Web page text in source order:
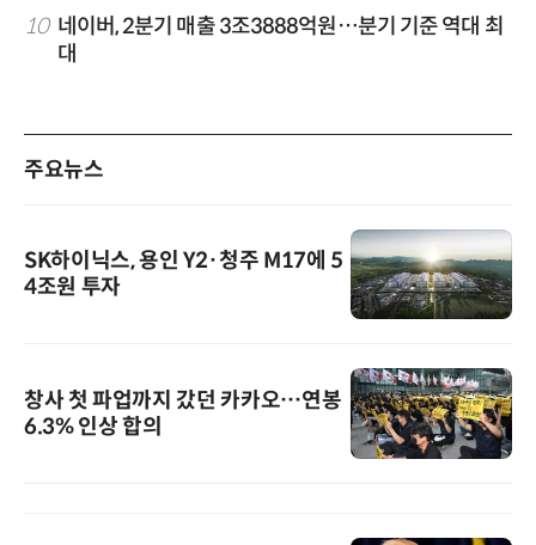
10 네이버, 2분기 매출 3조3888억원…분기 기준 역대 최
대
주요뉴스
SK하이닉스, 용인 Y2·청주 M17에 5
4조원 투자
창사 첫 파업까지 갔던 카카오…연봉
6.3% 인상 합의